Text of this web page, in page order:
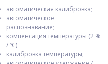
автоматическая калибровка;
автоматическое
распознавание;
компенсация температуры (2 %
/ ºC)
калибровка температуры;